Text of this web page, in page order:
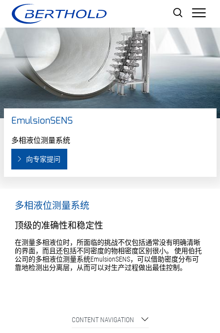
EmulsionSENS
多相液位测量系统
向专家提问
多相液位测量系统
顶级的准确性和稳定性
在测量多相液位时，所面临的挑战不仅包括通常没有明确清晰
的界面，而且还包括不同密度的物相密度区别很小。 使用伯托
公司的多相液位测量系统EmulsionSENS，可以借助密度分布可
靠地检测出分离层，从而可以对生产过程做出最佳控制。
CONTENT NAVIGATION